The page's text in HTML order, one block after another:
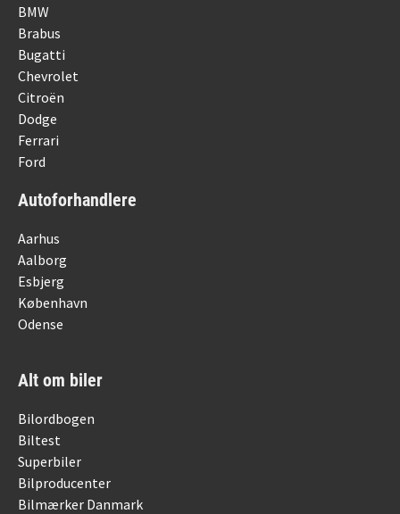
BMW
Brabus
Bugatti
Chevrolet
Citroën
Dodge
Ferrari
Ford
Autoforhandlere
Aarhus
Aalborg
Esbjerg
København
Odense
Alt om biler
Bilordbogen
Biltest
Superbiler
Bilproducenter
Bilmærker Danmark